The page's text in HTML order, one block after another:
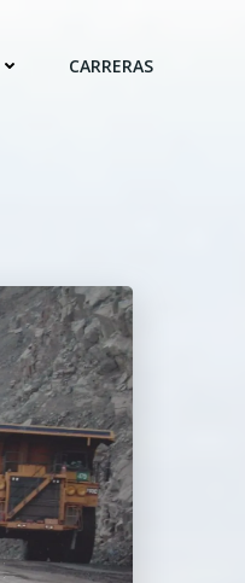
CARRERAS